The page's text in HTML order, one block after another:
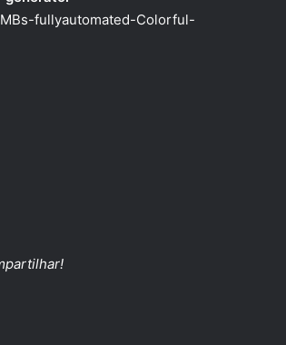
fullyautomated-Colorful-